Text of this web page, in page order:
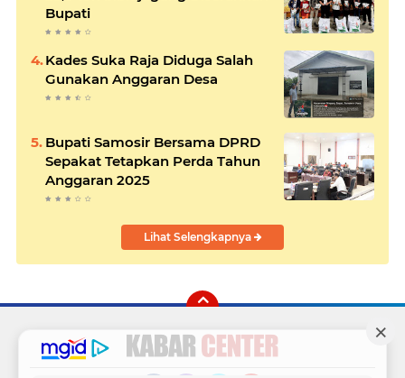
Bupati
Kades Suka Raja Diduga Salah
Gunakan Anggaran Desa
Bupati Samosir Bersama DPRD
Sepakat Tetapkan Perda Tahun
Anggaran 2025
Lihat Selengkapnya